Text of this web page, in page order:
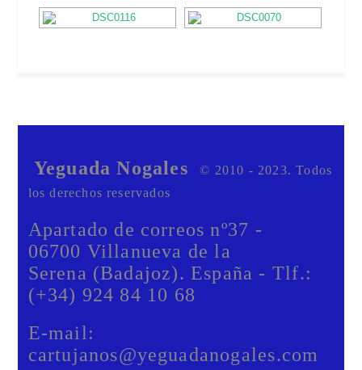
Yeguada Nogales© 2010 - 2023. Todos
los derechos reservados
Apartado de correos nº37 -
06700 Villanueva de la
Serena (Badajoz). España - Tlf.:
(+34) 924 84 10 68
E-mail:
cartujanos@yeguadanogales.com